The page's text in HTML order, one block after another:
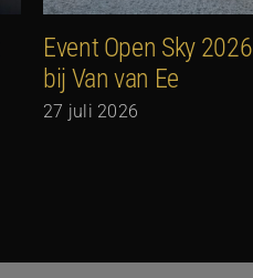
Event Open Sky 2026
bij Van van Ee
27 juli 2026